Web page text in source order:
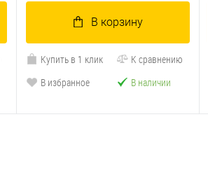
В корзину
Купить в 1 клик
К сравнению
В избранное
В наличии